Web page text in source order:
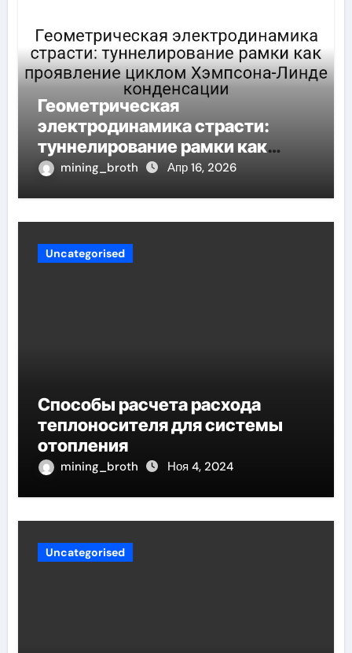
Геометрическая
электродинамика страсти:
туннелирование рамки как
проявление циклом Хэмпсона-
mining_broth Апр 16, 2026
Uncategorised
Способы расчета расхода
теплоносителя для системы
отопления
mining_broth Ноя 4, 2024
Uncategorised